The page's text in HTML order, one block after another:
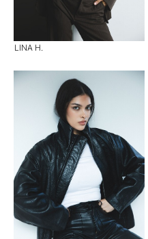
LINA H.